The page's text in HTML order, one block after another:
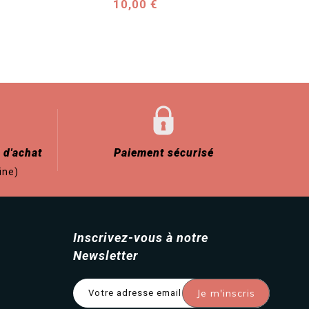
Prix
10,00 €
Paiement sécurisé
Inscrivez-vous à notre
Newsletter